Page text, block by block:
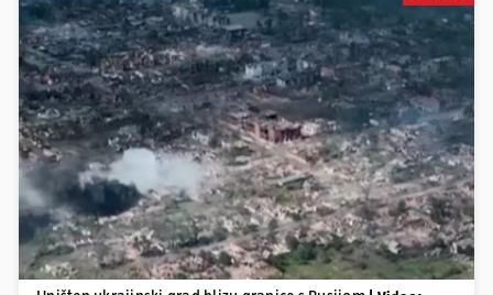
Pokretanje videa...